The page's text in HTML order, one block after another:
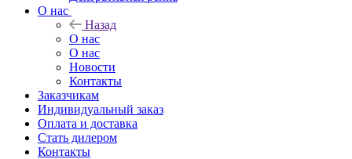
О нас
Назад
О нас
О нас
Новости
Контакты
Заказчикам
Индивидуальный заказ
Оплата и доставка
Стать дилером
Контакты